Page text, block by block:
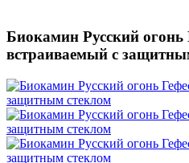
Биокамин Русский огонь
встраиваемый с